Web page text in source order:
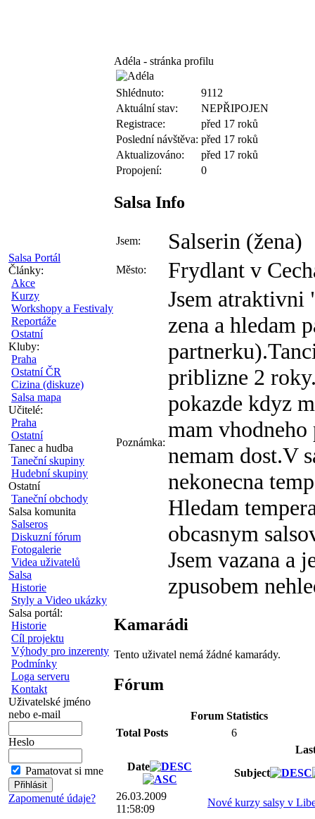
Salsa Portál
Články:
Akce
Kurzy
Workshopy a Festivaly
Reportáže
Ostatní
Kluby:
Praha
Ostatní ČR
Cizina (diskuze)
Salsa mapa
Učitelé:
Praha
Ostatní
Tanec a hudba
Taneční skupiny
Hudební skupiny
Ostatní
Taneční obchody
Salsa komunita
Salseros
Diskuzní fórum
Fotogalerie
Videa uživatelů
Salsa
Historie
Styly a Video ukázky
Salsa portál:
Historie
Cíl projektu
Výhody pro inzerenty
Podmínky
Loga serveru
Kontakt
Uživatelské jméno
nebo e-mail
Heslo
Pamatovat si mne
Zapomenuté údaje?
Adéla - stránka profilu
Shlédnuto:
9112
Aktuální stav:
NEPŘIPOJEN
Registrace:
před 17 roků
Poslední návštěva: před 17 roků
Aktualizováno:
před 17 roků
Propojení:
0
Salsa Info
Jsem: Salserin (žena)
Město: Frydlant v
Poznámka:
Jsem atraktivni
zena a hledam
priblizne 2
pokazde kdyz
mam
nemam dost.V
nekonecna
Hledam
obcasnym
Jsem vazana a
zpusobem
Kamarádi
Tento uživatel nemá žádné kamarády.
Fórum
Forum Statistics
Total Posts
6
Date
Subject
26.03.2009
11:58:09
Nové kurzy salsy v